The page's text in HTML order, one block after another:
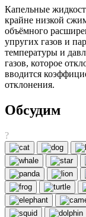
Капельные
крайне низкой
объёмного
упругих газов и
температуры и
газов, которое
вводится
отклонения.
Обсудим
?